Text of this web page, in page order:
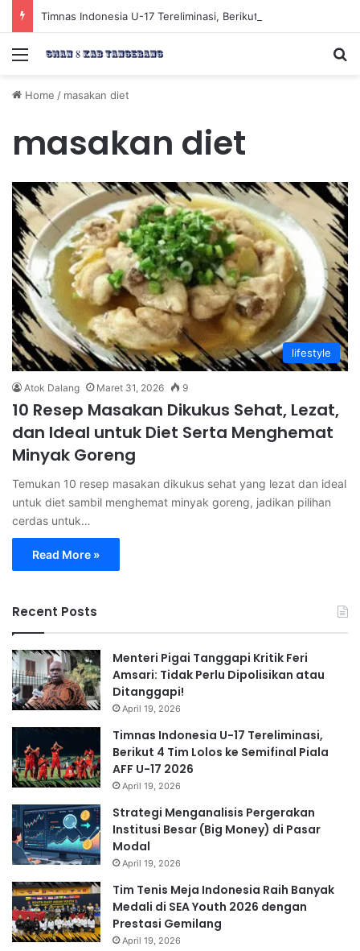
Menu
Home / masakan diet
masakan diet
lifestyle
Atok Dalang Maret 31, 2026 9
10 Resep Masakan Dikukus Sehat, Lezat,
dan Ideal untuk Diet Serta Menghemat
Minyak Goreng
Temukan 10 resep masakan dikukus sehat yang lezat dan ideal
untuk diet sambil menghemat minyak goreng, jadikan pilihan
cerdas untuk…
Read More »
Recent Posts
Menteri Pigai Tanggapi Kritik Feri
Amsari: Tidak Perlu Dipolisikan atau
Ditanggapi!
April 19, 2026
Timnas Indonesia U-17 Tereliminasi,
Berikut 4 Tim Lolos ke Semifinal Piala
AFF U-17 2026
April 19, 2026
Strategi Menganalisis Pergerakan
Institusi Besar (Big Money) di Pasar
Modal
April 19, 2026
Tim Tenis Meja Indonesia Raih Banyak
Medali di SEA Youth 2026 dengan
Prestasi Gemilang
April 19, 2026